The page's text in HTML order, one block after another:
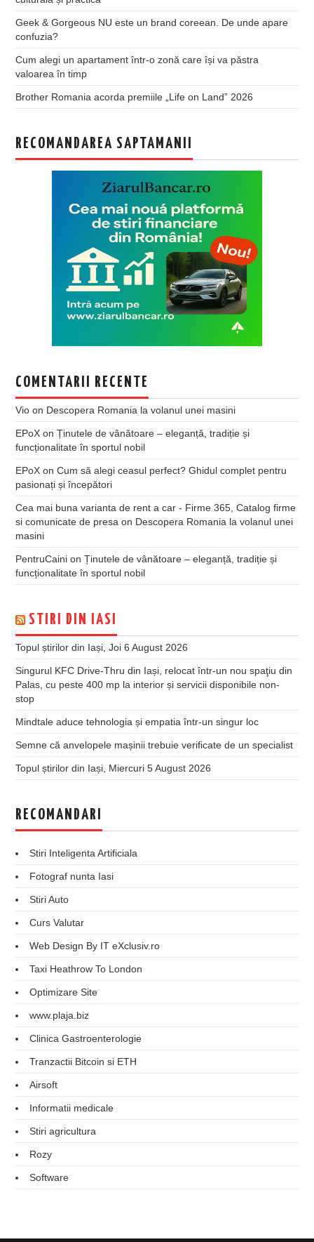
Geek & Gorgeous NU este un brand coreean. De unde apare
confuzia?
Cum alegi un apartament într-o zonă care își va păstra
valoarea în timp
Brother Romania acorda premiile „Life on Land” 2026
RECOMANDAREA SAPTAMANII
COMENTARII RECENTE
Vio on Descopera Romania la volanul unei masini
EPoX onȚinutele de vânătoare – eleganță, tradiție și
funcționalitate în sportul nobil
EPoX onCum să alegi ceasul perfect? Ghidul complet pentru
pasionați și începători
Cea mai buna varianta de rent a car - Firme 365, Catalog firme
si comunicate de presa on Descopera Romania la volanul unei
masini
PentruCaini onȚinutele de vânătoare – eleganță, tradiție și
funcționalitate în sportul nobil
STIRI DIN IASI
Topul știrilor din Iași, Joi 6 August 2026
Singurul KFC Drive-Thru din Iași, relocat într-un nou spaţiu din
Palas, cu peste 400 mp la interior și servicii disponibile non-
stop
Mindtale aduce tehnologia și empatia într-un singur loc
Semne că anvelopele mașinii trebuie verificate de un specialist
Topul știrilor din Iași, Miercuri 5 August 2026
RECOMANDARI
Stiri Inteligenta Artificiala
Fotograf nunta Iasi
Stiri Auto
Curs Valutar
Web Design By IT eXclusiv.ro
Taxi Heathrow To London
Optimizare Site
www.plaja.biz
Clinica Gastroenterologie
Tranzactii Bitcoin si ETH
Airsoft
Informatii medicale
Stiri agricultura
Rozy
Software